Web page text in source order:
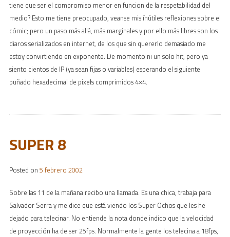
tiene que ser el compromiso menor en funcion de la respetabilidad del
medio? Esto me tiene preocupado, veanse mis ínútiles reflexiones sobre el
cómic; pero un paso más allá, más marginales y por ello más libres son los
diaros serializados en internet, de los que sin quererlo demasiado me
estoy convirtiendo en exponente. De momento ni un solo hit, pero ya
siento cientos de IP (ya sean fijas o variables) esperando el siguiente
puñado hexadecimal de pixels comprimidos 4×4.
SUPER 8
Posted on 5 febrero 2002
Sobre las 11 de la mañana recibo una llamada. Es una chica, trabaja para
Salvador Serra y me dice que está viendo los Super Ochos que les he
dejado para telecinar. No entiende la nota donde indico que la velocidad
de proyección ha de ser 25fps. Normalmente la gente los telecina a 18fps,